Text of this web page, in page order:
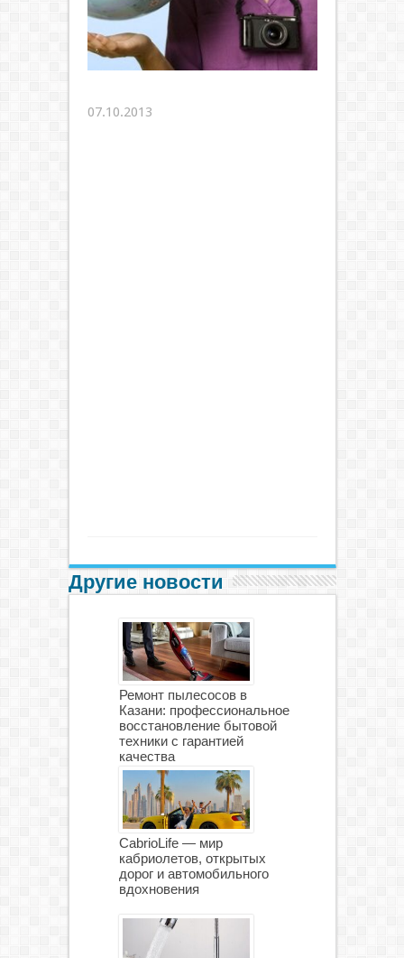
07.10.2013
Другие новости
Ремонт пылесосов в
Казани: профессиональное
восстановление бытовой
техники с гарантией
качества
CabrioLife — мир
кабриолетов, открытых
дорог и автомобильного
вдохновения